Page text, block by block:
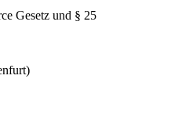
Gesetz und § 25